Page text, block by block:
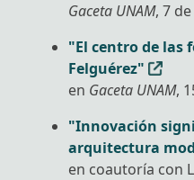
Gaceta UNAM, 7
"El centro de las
Felguérez"
en Gaceta UNAM,
"Innovación
arquitectura
en coautoría con